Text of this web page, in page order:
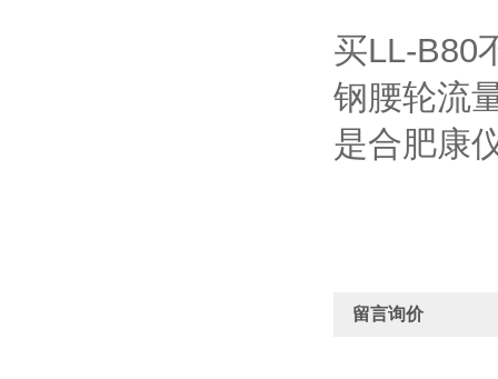
买LL-B80
钢腰轮流
是合肥康
留言询价